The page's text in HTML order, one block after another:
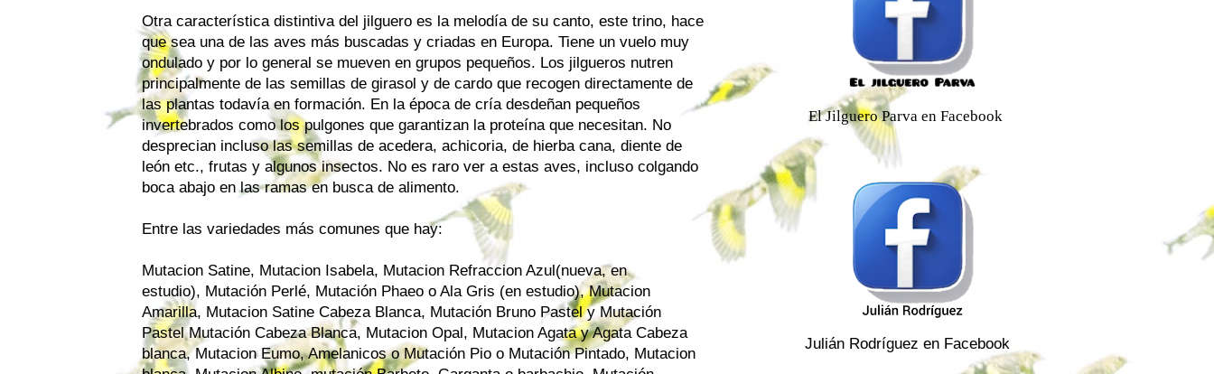
Otra característica distintiva del jilguero es la melodía de su canto, este trino, hace
que sea una de las aves más buscadas y criadas en Europa. Tiene un vuelo muy
ondulado y por lo general se mueven en grupos pequeños. Los jilgueros nutren
principalmente de las semillas de girasol y de cardo que recogen directamente de
las plantas todavía en formación. En la época de cría desdeñan pequeños
invertebrados como los pulgones que garantizan la proteína que necesitan. No
desprecian incluso las semillas de acedera, achicoria, de hierba cana, diente de
león etc., frutas y algunos insectos. No es raro ver a estas aves, incluso colgando
boca abajo en las ramas en busca de alimento.
Entre las variedades más comunes que hay:
Mutacion Satine, Mutacion Isabela, Mutacion Refraccion Azul(nueva, en
estudio), Mutación Perlé, Mutación Phaeo o Ala Gris (en estudio),Mutacion
Amarilla, Mutacion Satine Cabeza Blanca, Mutación Bruno Pastel y Mutación
Pastel Mutación Cabeza Blanca, Mutacion Opal, Mutacion Agatay Agata Cabeza
blanca,Mutacion Eumo, Amelanicos oMutación Pio o Mutación Pintado, Mutacion
El Jilguero Parva en Facebook
Julián Rodríguez en Facebook